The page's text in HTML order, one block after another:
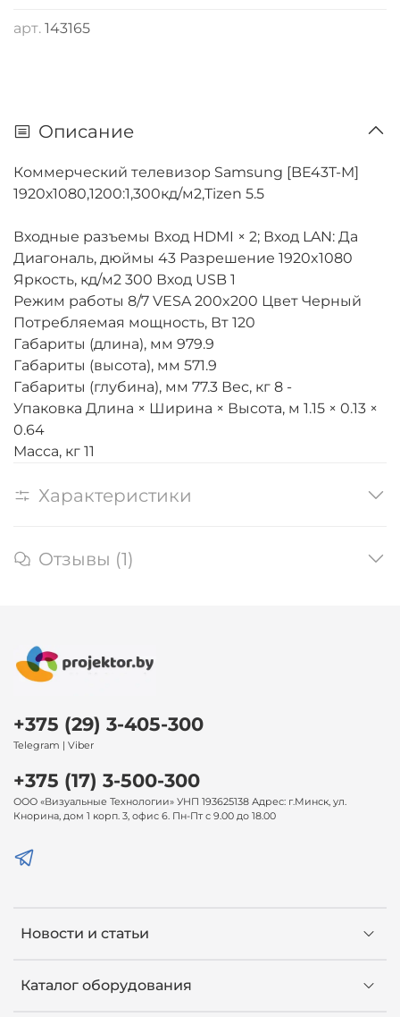
арт. 143165
Описание
Коммерческий телевизор Samsung [BE43T-M]
1920х1080,1200:1,300кд/м2,Tizen 5.5
Входные разъемы Вход HDMI × 2; Вход LAN: Да
Диагональ, дюймы 43 Разрешение 1920x1080
Яркость, кд/м2 300 Вход USB 1
Режим работы 8/7 VESA 200x200 Цвет Черный
Потребляемая мощность, Вт 120
Габариты (длина), мм 979.9
Габариты (высота), мм 571.9
Габариты (глубина), мм 77.3 Вес, кг 8 -
Упаковка Длина × Ширина × Высота, м 1.15 × 0.13 ×
0.64
Масса, кг 11
Характеристики
Отзывы (1)
Новости и статьи
Каталог оборудования
+375 (29) 3-405-300
Telegram | Viber
+375 (17) 3-500-300
ООО «Визуальные Технологии» УНП 193625138 Адрес: г.Минск, ул.
Кнорина, дом 1 корп. 3, офис 6. Пн-Пт с 9.00 до 18.00